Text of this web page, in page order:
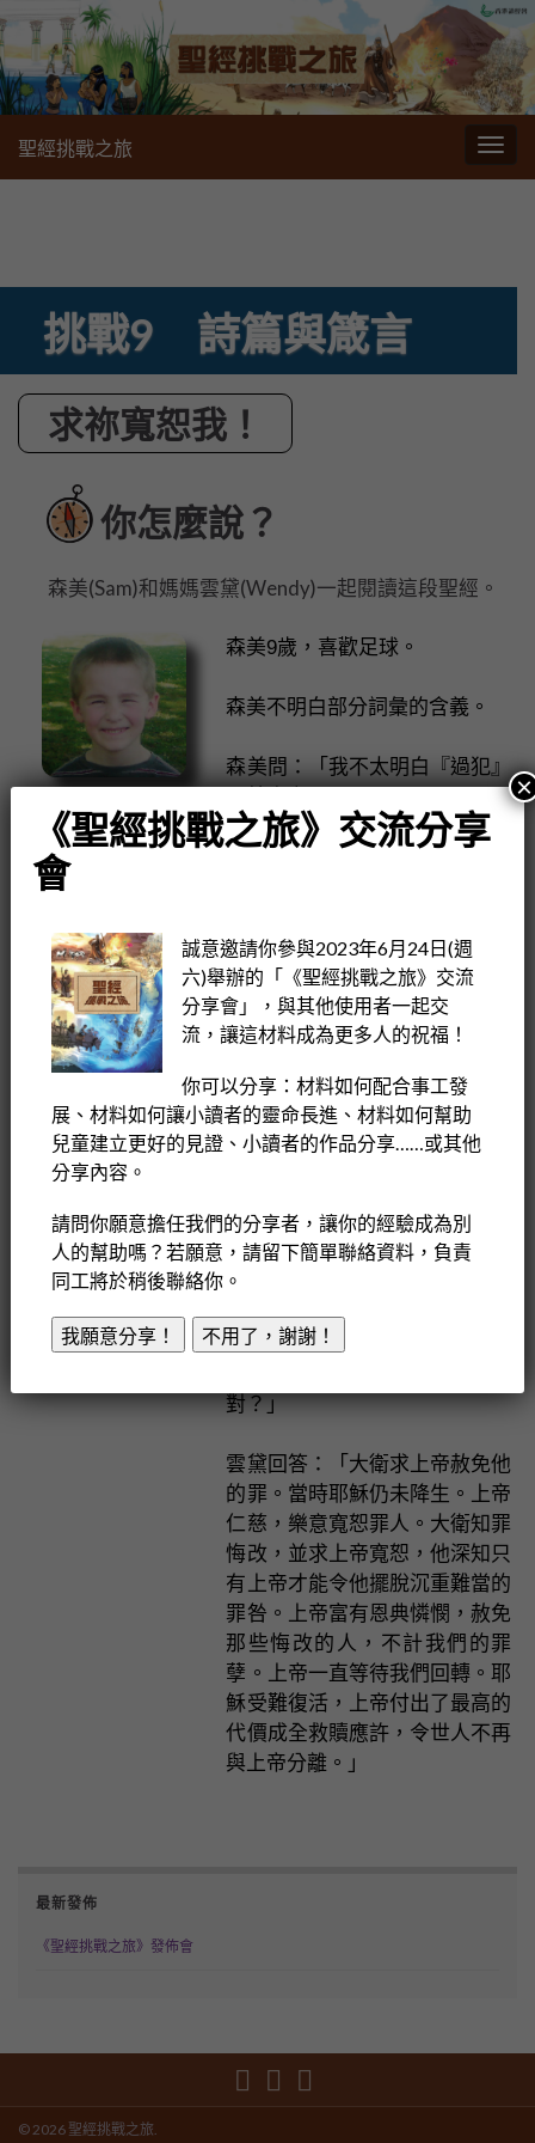
切
換
聖經挑戰之旅
挑戰9 詩篇與箴言
求祢寬恕我！
你怎麼說？
森美(Sam)和媽媽雲黛(Wendy)一起閱讀這段聖經。
森美9歲，喜歡足球。
森美不明白部分詞彙的含義。
森美問：「我不太明白『過犯』
帝的事。」
森美追問：「那『罪孽』是甚麼
意思？」
雲黛解釋：「『罪孽』的意思跟
罪一樣。」
地『寬恕』罪人？」
雲黛確認：「沒錯！」
森美還有一個問題：「那這是請
對？」
雲黛回答：「大衛求上帝赦免他
的罪。當時耶穌仍未降生。上帝
仁慈，樂意寬恕罪人。大衛知罪
悔改，並求上帝寬恕，他深知只
有上帝才能令他擺脫沉重難當的
罪咎。上帝富有恩典憐憫，赦免
那些悔改的人，不計我們的罪
孽。上帝一直等待我們回轉。耶
穌受難復活，上帝付出了最高的
代價成全救贖應許，令世人不再
與上帝分離。」
最新發佈
《聖經挑戰之旅》發佈會
© 2026 聖經挑戰之旅.
《聖經挑戰之旅》交流分享
會
誠意邀請你參與2023年6月24日(週
六)舉辦的「《聖經挑戰之旅》交流
分享會」，與其他使用者一起交
流，讓這材料成為更多人的祝福！
你可以分享：材料如何配合事工發
展、材料如何讓小讀者的靈命長進、材料如何幫助
兒童建立更好的見證、小讀者的作品分享……或其他
分享內容。
請問你願意擔任我們的分享者，讓你的經驗成為別
人的幫助嗎？若願意，請留下簡單聯絡資料，負責
同工將於稍後聯絡你。
我願意分享！ 不用了，謝謝！
×